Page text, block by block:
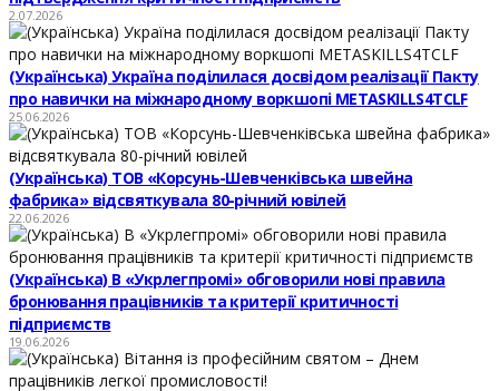
2.07.2026
(Українська) Україна поділилася досвідом реалізації Пакту
про навички на міжнародному воркшопі METASKILLS4TCLF
25.06.2026
(Українська) ТОВ «Корсунь-Шевченківська швейна
фабрика» відсвяткувала 80-річний ювілей
22.06.2026
(Українська) В «Укрлегпромі» обговорили нові правила
бронювання працівників та критерії критичності
підприємств
19.06.2026